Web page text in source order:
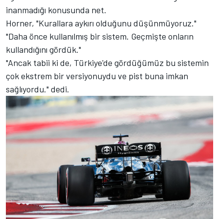
inanmadığı konusunda net.
Horner, "Kurallara aykırı olduğunu düşünmüyoruz."
"Daha önce kullanılmış bir sistem. Geçmişte onların
kullandığını gördük."
"Ancak tabii ki de, Türkiye'de gördüğümüz bu sistemin
çok ekstrem bir versiyonuydu ve pist buna imkan
sağlıyordu." dedi.